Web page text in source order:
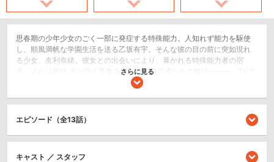
思春期の少年少女のごく一部に発症する特殊能力。人知れず能力を駆使
し、順風満帆な学園生活を送る乙坂有宇。そんな彼の目の前に突如現れ
る少女、友利奈緒。彼女との出会いにより、暴かれる特殊能力者の宿
命。それは麻枝 准が描く青春を駆け巡る能力者たちの物語―――。TVア
ニメ『Angel Beats!』放送開始から5年。麻枝 准が原作・脚本を手掛け
さらに見る
エピソード（全13話）
キャスト ／ スタッフ